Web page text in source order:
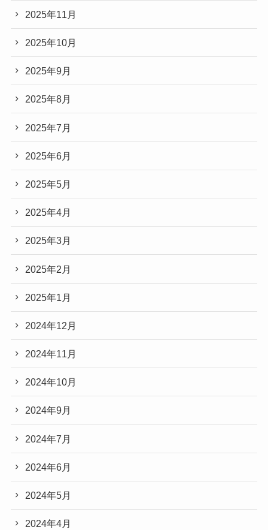
2025年11月
2025年10月
2025年9月
2025年8月
2025年7月
2025年6月
2025年5月
2025年4月
2025年3月
2025年2月
2025年1月
2024年12月
2024年11月
2024年10月
2024年9月
2024年7月
2024年6月
2024年5月
2024年4月